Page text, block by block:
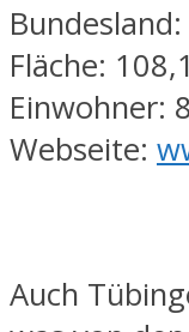
Fläche:
Einwohner:
Webseite:
Auch